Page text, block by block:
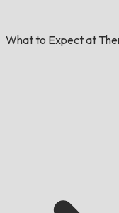
What to Expect at